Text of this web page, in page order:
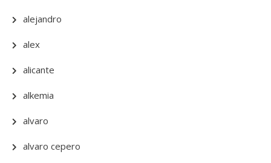
alejandro
alex
alicante
alkemia
alvaro
alvaro cepero